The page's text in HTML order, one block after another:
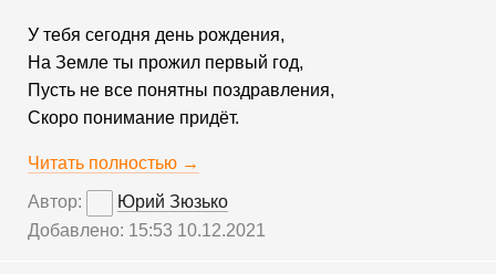
У тебя сегодня день рождения,
На Земле ты прожил первый год,
Пусть не все понятны поздравления,
Скоро понимание придёт.
Читать полностью →
Автор:
Юрий Зюзько
Добавлено: 15:53 10.12.2021